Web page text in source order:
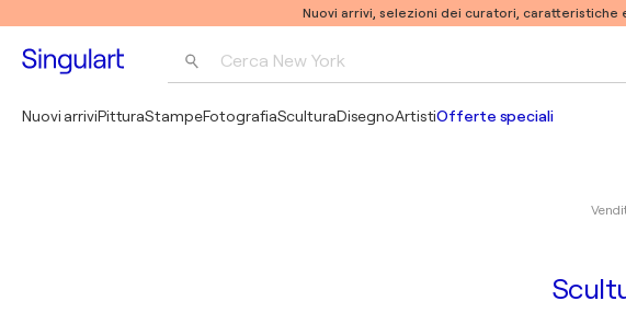
Nuovi arrivi, selezioni dei curatori, caratteristiche
Cerca New York
Nuovi arriviPitturaStampeFotografiaSculturaDisegnoArtistiOfferte speciali